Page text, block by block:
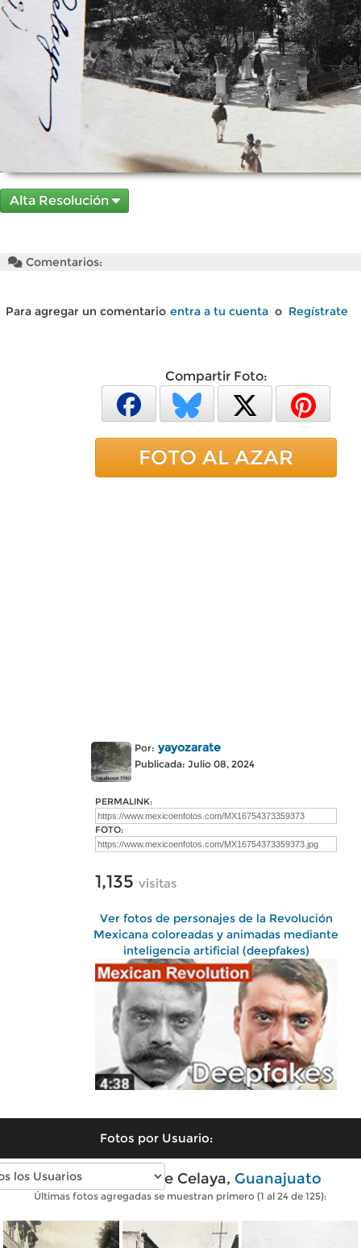
Alta Resolución
Comentarios:
Para agregar un comentario entra a tu cuenta o Regístrate
Compartir Foto:
FOTO AL AZAR
Por: yayozarate
Publicada: Julio 08, 2024
PERMALINK:
FOTO:
1,135 visitas
Ver fotos de personajes de la Revolución
Mexicana coloreadas y animadas mediante
inteligencia artificial (deepfakes)
Fotos por Usuario:
Fotos antiguas de Celaya, Guanajuato
Últimas fotos agregadas se muestran primero (1 al 24 de 125):